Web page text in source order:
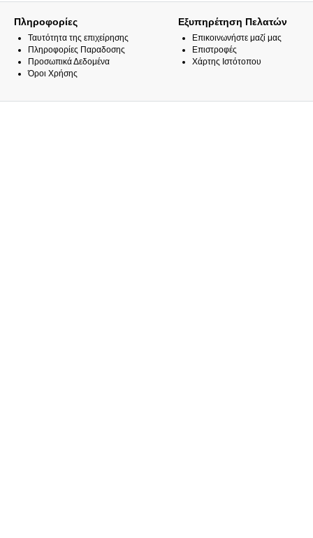
Πληροφορίες
Ταυτότητα της επιχείρησης
Πληροφορίες Παραδοσης
Προσωπικά Δεδομένα
Όροι Χρήσης
Εξυπηρέτηση Πελατών
Επικοινωνήστε μαζί μας
Επιστροφές
Χάρτης Ιστότοπου